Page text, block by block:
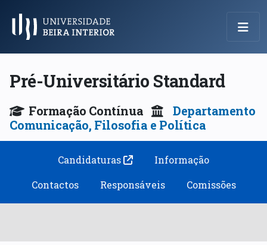
Menu Principal
Pré-Universitário Standard
Formação Contínua
Departamento
Comunicação, Filosofia e Política
Candidaturas
Informação
Contactos
Responsáveis Comissões